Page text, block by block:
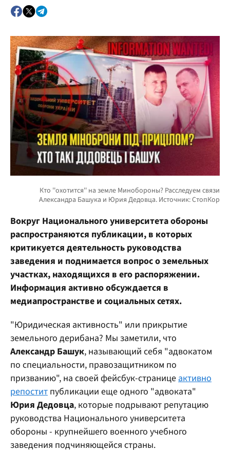
Вокруг Национального университета обороны
распространяются публикации, в которых
критикуется деятельность руководства
заведения и поднимается вопрос о земельных
участках, находящихся в его распоряжении.
Информация активно обсуждается в
медиапространстве и социальных сетях.
"Юридическая активность" или прикрытие
земельного дерибана? Мы заметили, что
Александр Башук, называющий себя "адвокатом
по специальности, правозащитником по
призванию", на своей фейсбук-странице активно
репостит публикации еще одного "адвоката"
Юрия Дедовца, которые подрывают репутацию
руководства Национального университета
обороны - крупнейшего военного учебного
заведения подчиняющейся страны.